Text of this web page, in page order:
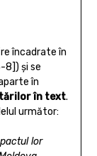
încadrate în
8]) şi se
în
în text.
următor:
lor